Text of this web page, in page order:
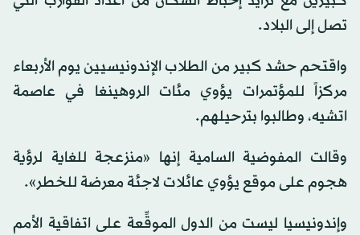
تصل إلى البلاد.
واقتحم حشد كبير من الطلاب الإندونيسيين يوم الأربعاء
مركزاً للمؤتمرات يؤوي مئات الروهينغا في عاصمة
اتشيه، وطالبوا بترحيلهم.
وقالت المفوضية السامية إنها «منزعجة للغاية لرؤية
هجوم على موقع يؤوي عائلات لاجئة معرضة للخطر».
وإندونيسيا ليست من الدول الموقِّعة على اتفاقية الأمم